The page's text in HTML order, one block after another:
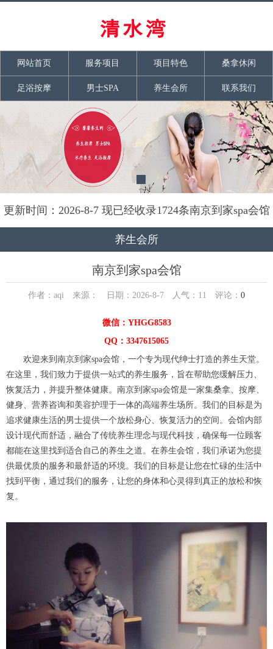
网站首页 服务项目 项目特色 桑拿休闲
足浴按摩 男士SPA 养生会所 联系我们
更新时间：2026-8-7 现已经收录1724条南京到家spa会馆
信息
养生会所
南京到家spa会馆
作者：aqi 来源： 日期：2026-8-7 人气： 11 评论： 0
微信：YHGG8583
QQ：3347615065
欢迎来到南京到家spa会馆，一个专为现代绅士打造的养生天堂。
在这里，我们致力于提供一站式的养生服务，旨在帮助您缓解压力、
恢复活力，并提升整体健康。南京到家spa会馆是一家集桑拿、按摩、
健身、营养咨询和美容护理于一体的高端养生场所。我们的目标是为
追求健康生活的男士提供一个放松身心、恢复活力的空间。会馆内部
设计现代而舒适，融合了传统养生理念与现代科技，确保每一位顾客
都能在这里找到适合自己的养生之道。在养生会馆，我们承诺为您提
供最优质的服务和最舒适的环境。我们的目标是让您在忙碌的生活中
找到平衡，通过我们的服务，让您的身体和心灵得到真正的放松和恢
复。